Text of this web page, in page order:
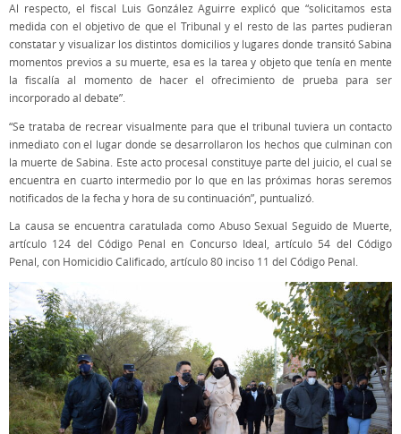
Al respecto, el fiscal Luis González Aguirre explicó que “solicitamos esta
medida con el objetivo de que el Tribunal y el resto de las partes pudieran
constatar y visualizar los distintos domicilios y lugares donde transitó Sabina
momentos previos a su muerte, esa es la tarea y objeto que tenía en mente
la fiscalía al momento de hacer el ofrecimiento de prueba para ser
incorporado al debate”.
“Se trataba de recrear visualmente para que el tribunal tuviera un contacto
inmediato con el lugar donde se desarrollaron los hechos que culminan con
la muerte de Sabina. Este acto procesal constituye parte del juicio, el cual se
encuentra en cuarto intermedio por lo que en las próximas horas seremos
notificados de la fecha y hora de su continuación”, puntualizó.
La causa se encuentra caratulada como Abuso Sexual Seguido de Muerte,
artículo 124 del Código Penal en Concurso Ideal, artículo 54 del Código
Penal, con Homicidio Calificado, artículo 80 inciso 11 del Código Penal.